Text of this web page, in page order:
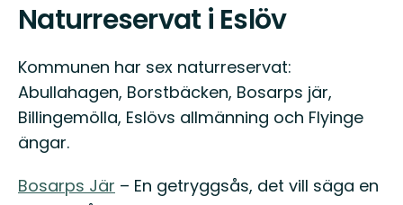
Naturreservat i Eslöv
Kommunen har sex naturreservat:
Abullahagen, Borstbäcken, Bosarps jär,
Billingemölla, Eslövs allmänning och Flyinge
ängar.
Bosarps Jär – En getryggsås, det vill säga en